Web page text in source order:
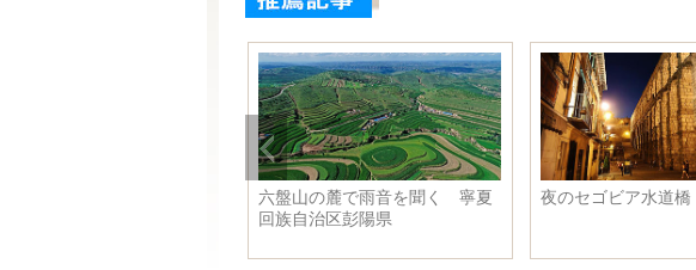
六盤山の麓で雨音を聞く 寧夏
回族自治区彭陽県
夜のセゴビア水道橋